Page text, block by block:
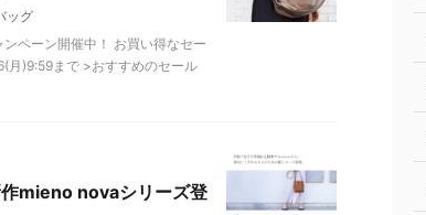
ッグ
ペーン開催中！ お買い得なセー
月)9:59まで >おすすめのセール
作mieno novaシリーズ登